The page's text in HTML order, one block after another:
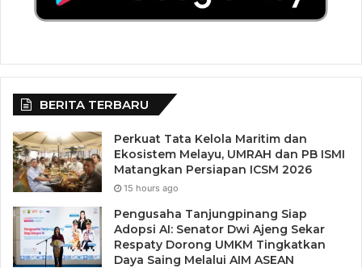
BERITA TERBARU
Perkuat Tata Kelola Maritim dan
Ekosistem Melayu, UMRAH dan PB ISMI
Matangkan Persiapan ICSM 2026
15 hours ago
Pengusaha Tanjungpinang Siap
Adopsi AI: Senator Dwi Ajeng Sekar
Respaty Dorong UMKM Tingkatkan
Daya Saing Melalui AIM ASEAN